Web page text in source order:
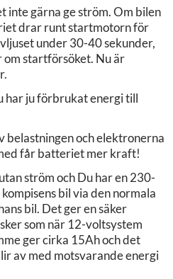
gärna ge ström. Om bilen
drar runt startmotorn för
under 30-40 sekunder,
om startförsöket. Nu är
har ju förbrukat energi till
belastningen och elektronerna
får batteriet mer kraft!
ström och Du har en 230-
bil via den normala
bil. Det ger en säker
som när 12-voltsystem
ger cirka 15Ah och det
av med motsvarande energi